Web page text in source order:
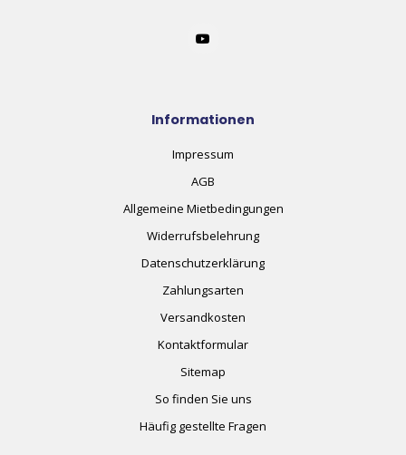
Informationen
Impressum
AGB
Allgemeine Mietbedingungen
Widerrufsbelehrung
Datenschutzerklärung
Zahlungsarten
Versandkosten
Kontaktformular
Sitemap
So finden Sie uns
Häufig gestellte Fragen